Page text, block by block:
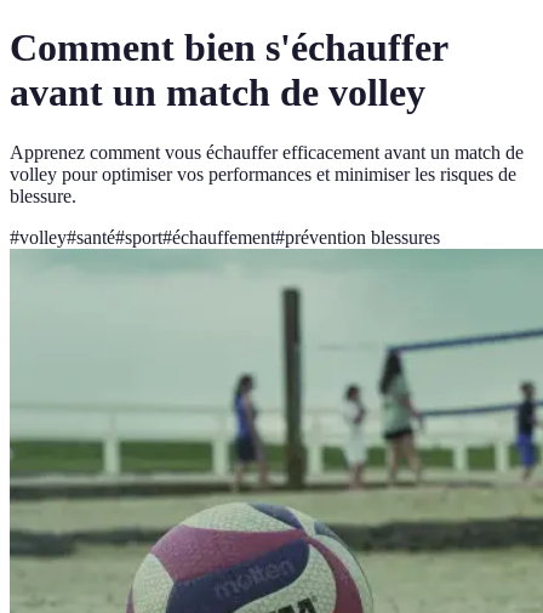
Comment bien s'échauffer
avant un match de volley
Apprenez comment vous échauffer efficacement avant un match de
volley pour optimiser vos performances et minimiser les risques de
blessure.
#volley#santé#sport#échauffement#prévention blessures